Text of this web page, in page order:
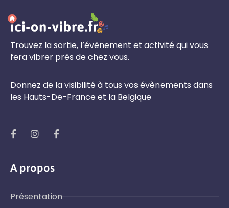
Trouvez la sortie, l’évènement et activité qui vous
fera vibrer près de chez vous.
Donnez de la visibilité à tous vos évènements dans
les Hauts-De-France et la Belgique
A propos
Présentation